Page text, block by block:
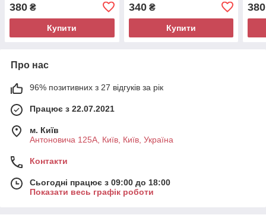
380 ₴
Купити
340₴
Купити
380
Про нас
96% позитивних з 27 відгуків за рік
Працює з 22.07.2021
м. Київ
Антоновича 125А, Київ, Київ, Україна
Контакти
Сьогодні працює з 09:00 до 18:00
Показати весь графік роботи